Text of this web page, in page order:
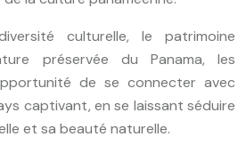
culturelle, le patrimoine
préservée du Panama, les
de se connecter avec
captivant, en se laissant séduire
et sa beauté naturelle.